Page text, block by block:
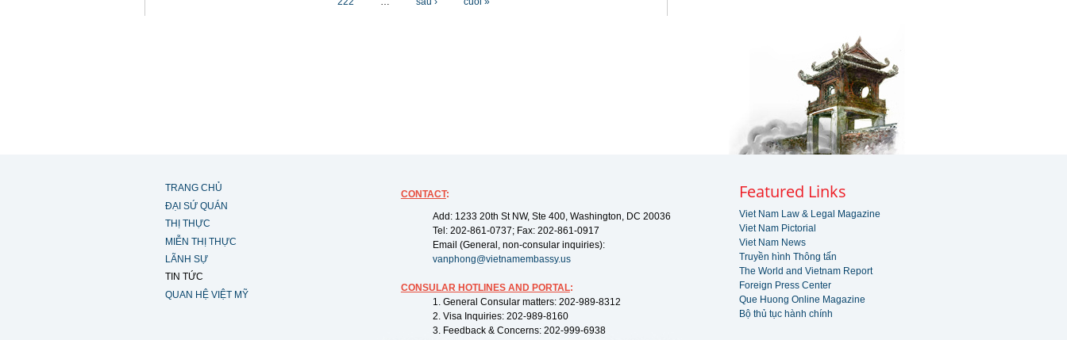
TRANG CHỦ
ĐẠI SỨ QUÁN
THỊ THỰC
MIỄN THỊ THỰC
LÃNH SỰ
TIN TỨC
QUAN HỆ VIỆT MỸ
CONTACT:
Add: 1233 20th St NW, Ste 400, Washington, DC 20036
Tel: 202-861-0737; Fax: 202-861-0917
Email (General, non-consular inquiries):
vanphong@vietnamembassy.us
CONSULAR HOTLINES AND PORTAL:
1. General Consular matters: 202-989-8312
2. Visa Inquiries: 202-989-8160
3. Feedback & Concerns: 202-999-6938
Featured Links
Viet Nam Law & Legal Magazine
Viet Nam Pictorial
Viet Nam News
Truyền hình Thông tấn
The World and Vietnam Report
Foreign Press Center
Que Huong Online Magazine
Bộ thủ tục hành chính